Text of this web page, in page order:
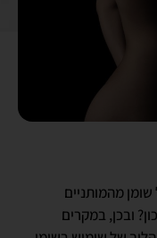
מהמותניים
ובכן, במקרים